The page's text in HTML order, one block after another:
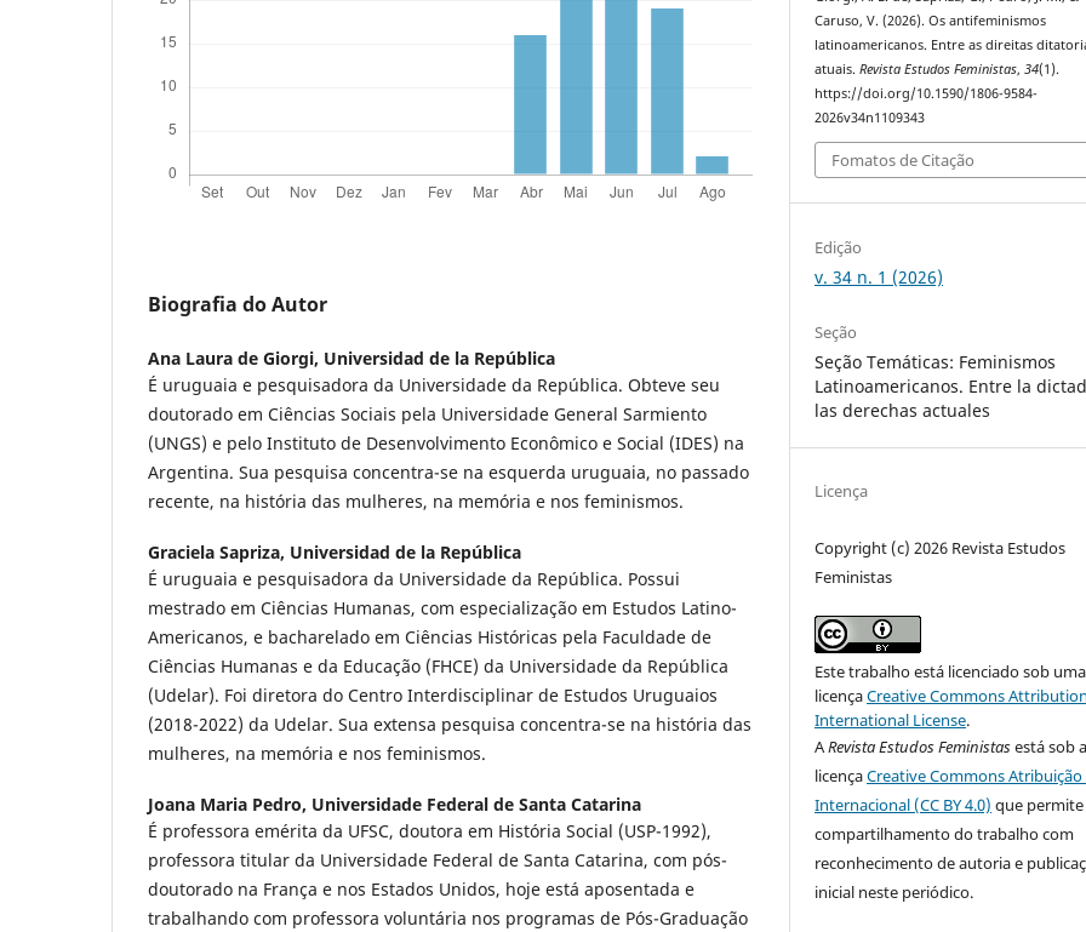
Biografia do Autor
Ana Laura de Giorgi, Universidad de la República
É uruguaia e pesquisadora da Universidade da República. Obteve seu
doutorado em Ciências Sociais pela Universidade General Sarmiento
(UNGS) e pelo Instituto de Desenvolvimento Econômico e Social (IDES) na
Argentina. Sua pesquisa concentra-se na esquerda uruguaia, no passado
recente, na história das mulheres, na memória e nos feminismos.
Graciela Sapriza, Universidad de la República
É uruguaia e pesquisadora da Universidade da República. Possui
mestrado em Ciências Humanas, com especialização em Estudos Latino-
Americanos, e bacharelado em Ciências Históricas pela Faculdade de
Ciências Humanas e da Educação (FHCE) da Universidade da República
(Udelar). Foi diretora do Centro Interdisciplinar de Estudos Uruguaios
(2018-2022) da Udelar. Sua extensa pesquisa concentra-se na história das
mulheres, na memória e nos feminismos.
Joana Maria Pedro, Universidade Federal de Santa Catarina
É professora emérita da UFSC, doutora em História Social (USP-1992),
professora titular da Universidade Federal de Santa Catarina, com pós-
doutorado na França e nos Estados Unidos, hoje está aposentada e
trabalhando com professora voluntária nos programas de Pós-Graduação
Caruso, V. (2026). Os antifeminismos
latinoamericanos. Entre as direitas
atuais.Revista Estudos Feministas,34(1).
https://doi.org/10.1590/1806-9584-
2026v34n1109343
Fomatos de Citação
Edição
v. 34 n. 1 (2026)
Seção
Seção Temáticas: Feminismos
Latinoamericanos. Entre la
las derechas actuales
Licença
Copyright (c) 2026 Revista Estudos
Feministas
Este trabalho está licenciado sob uma
licençaCreative Commons
International License.
ARevista Estudos Feministasestá sob a
licençaCreative Commons Atribuição
Internacional (CC BY 4.0) que
compartilhamento do trabalho com
reconhecimento de autoria e
inicial neste periódico.